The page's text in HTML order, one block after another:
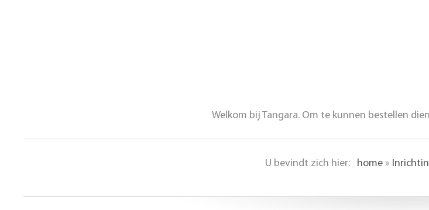
Welkom bij Tangara. Om te kunnen bestellen
U bevindt zich hier: home »